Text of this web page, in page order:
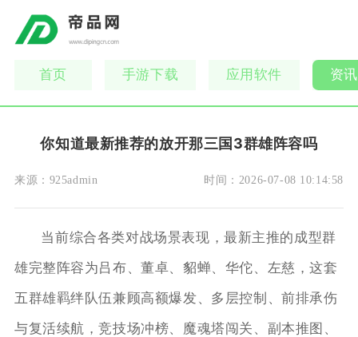
首页 手游下载 应用软件 资
你知道最新推荐的放开那三国3群雄阵容吗
来源： 925admin 时间： 2026-07-08 10:14:58
当前综合各类对战场景表现，最新主推的成型群
雄完整阵容为吕布、董卓、貂蝉、华佗、左慈，这套
五群雄羁绊队伍兼顾高额爆发、多层控制、前排承伤
与复活续航，竞技场冲榜、魔魂塔闯关、副本推图、